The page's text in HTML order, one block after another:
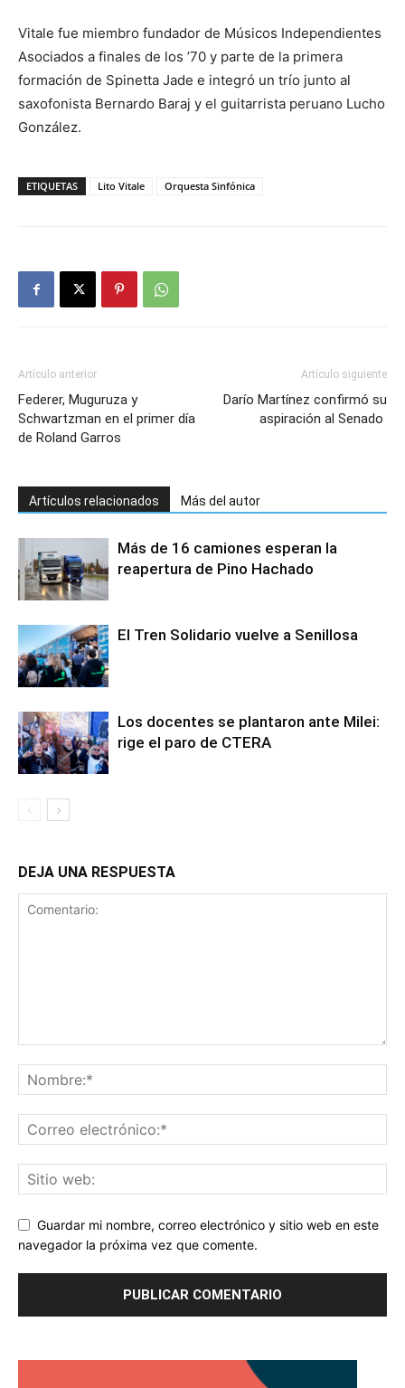
Vitale fue miembro fundador de Músicos Independientes
Asociados a finales de los ’70 y parte de la primera
formación de Spinetta Jade e integró un trío junto al
saxofonista Bernardo Baraj y el guitarrista peruano Lucho
González.
ETIQUETAS Lito Vitale Orquesta Sinfónica
Artículo anterior
Federer, Muguruza y
Schwartzman en el primer día
de Roland Garros
Artículo siguiente
Darío Martínez confirmó su
aspiración al Senado
Artículos relacionados Más del autor
Más de 16 camiones esperan la
reapertura de Pino Hachado
El Tren Solidario vuelve a Senillosa
Los docentes se plantaron ante Milei:
rige el paro de CTERA
DEJA UNA RESPUESTA
Guardar mi nombre, correo electrónico y sitio web en este
navegador la próxima vez que comente.